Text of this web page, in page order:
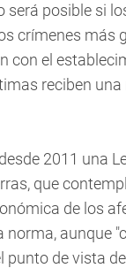
será posible si
crímenes más
con el
reciben una
2011 una
que
de los
aunque
punto de vista